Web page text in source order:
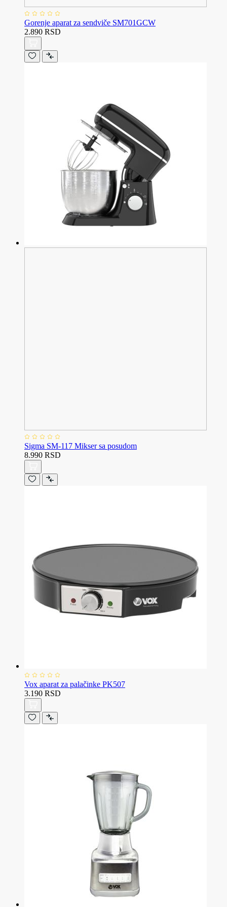
Gorenje aparat za sendviče SM701GCW
2.890 RSD
Sigma SM-117 Mikser sa posudom
8.990 RSD
Vox aparat za palačinke PK507
3.190 RSD